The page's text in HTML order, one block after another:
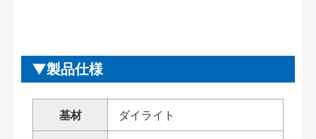
製品仕様
基材 ダイライト